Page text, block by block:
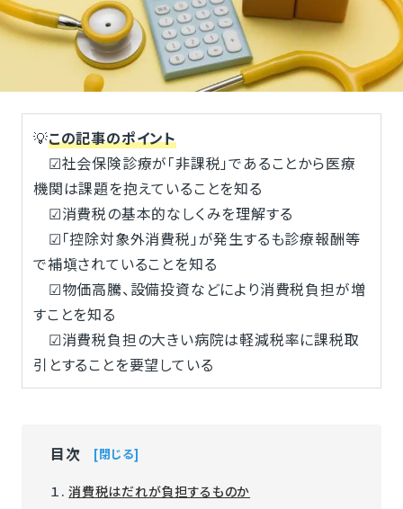
💡この記事のポイント
☑社会保険診療が「非課税」であることから医療
機関は課題を抱えていることを知る
☑消費税の基本的なしくみを理解する
☑「控除対象外消費税」が発生するも診療報酬等
で補塡されていることを知る
☑物価高騰、設備投資などにより消費税負担が増
すことを知る
☑消費税負担の大きい病院は軽減税率に課税取
引とすることを要望している
目次 閉じる
１. 消費税はだれが負担するものか